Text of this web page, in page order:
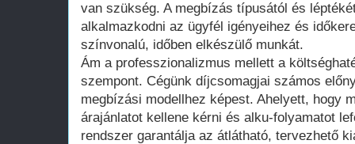
van szükség. A megbízás típusától és
alkalmazkodni az ügyfél igényeihez és
színvonalú, időben elkészülő munkát.
Ám a professzionalizmus mellett a
szempont. Cégünk díjcsomagjai számos
megbízási modellhez képest. Ahelyett, hogy
árajánlatot kellene kérni és alku-folyamatot
rendszer garantálja az átlátható, tervezhető